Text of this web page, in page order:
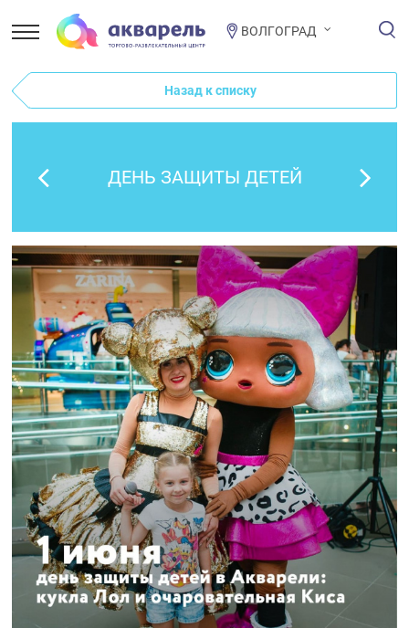
ВОЛГОГРАД
Назад к списку
ДЕНЬ ЗАЩИТЫ ДЕТЕЙ